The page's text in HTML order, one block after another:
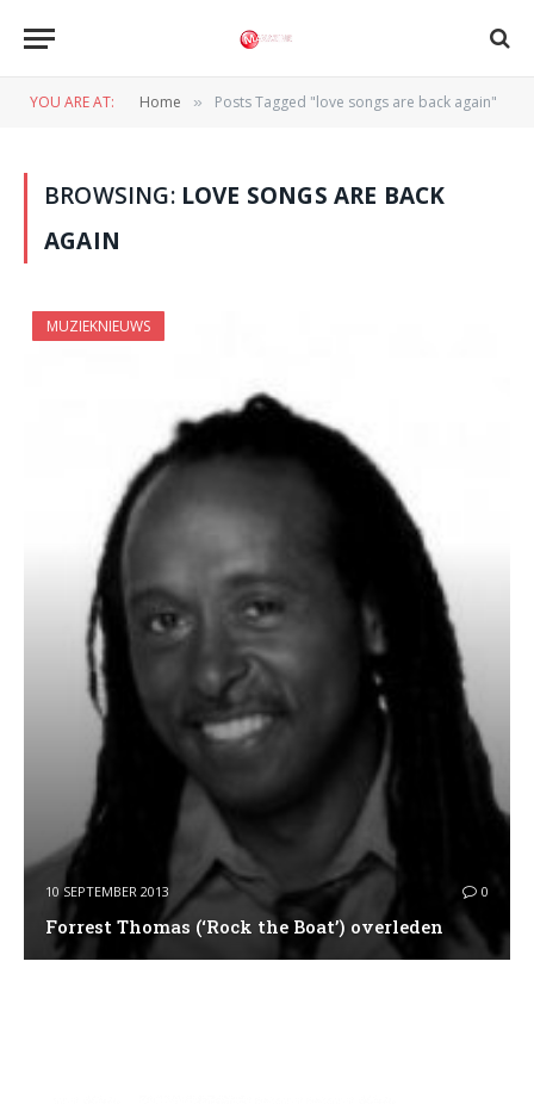
YOU ARE AT: Home » Posts Tagged "love songs are back again"
BROWSING: LOVE SONGS ARE BACK
AGAIN
MUZIEKNIEUWS
10 SEPTEMBER 2013 0
Forrest Thomas (‘Rock the Boat’) overleden